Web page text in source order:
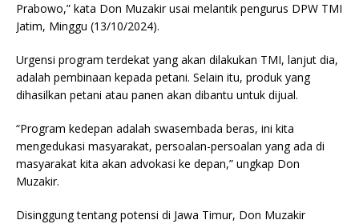
Prabowo,” kata Don Muzakir usai melantik pengurus DPW TMI
Jatim, Minggu (13/10/2024).
Urgensi program terdekat yang akan dilakukan TMI, lanjut dia,
adalah pembinaan kepada petani. Selain itu, produk yang
dihasilkan petani atau panen akan dibantu untuk dijual.
“Program kedepan adalah swasembada beras, ini kita
mengedukasi masyarakat, persoalan-persoalan yang ada di
masyarakat kita akan advokasi ke depan,” ungkap Don
Muzakir.
Disinggung tentang potensi di Jawa Timur, Don Muzakir